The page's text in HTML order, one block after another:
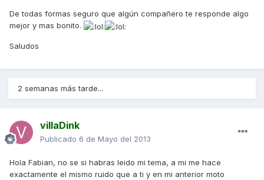
De todas formas seguro que algún compañero te responde algo
mejor y mas bonito.
Saludos
2 semanas más tarde...
villaDink
Publicado 6 de Mayo del 2013
Hola Fabian, no se si habras leido mi tema, a mi me hace
exactamente el mismo ruido que a ti y en mi anterior moto